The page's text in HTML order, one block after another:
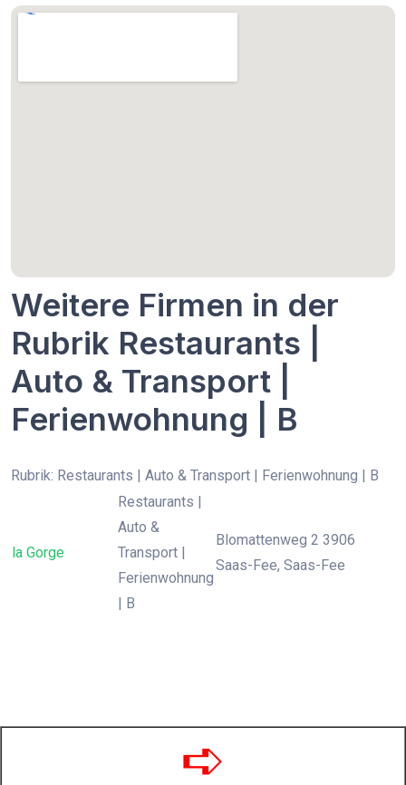
Weitere Firmen in der
Rubrik Restaurants |
Auto & Transport |
Ferienwohnung | B
Rubrik: Restaurants | Auto & Transport | Ferienwohnung | B
la Gorge
Restaurants |
Auto &
Transport |
Ferienwohnung
| B
Blomattenweg 2 3906
Saas-Fee, Saas-Fee